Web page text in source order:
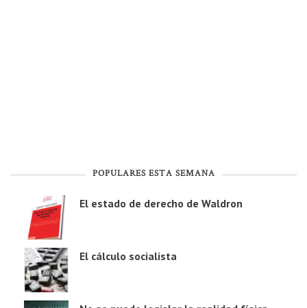
POPULARES ESTA SEMANA
El estado de derecho de Waldron
El cálculo socialista